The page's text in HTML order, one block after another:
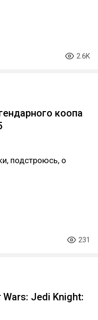
2.6K
коопа
подстроюсь, о
231
Jedi Knight: